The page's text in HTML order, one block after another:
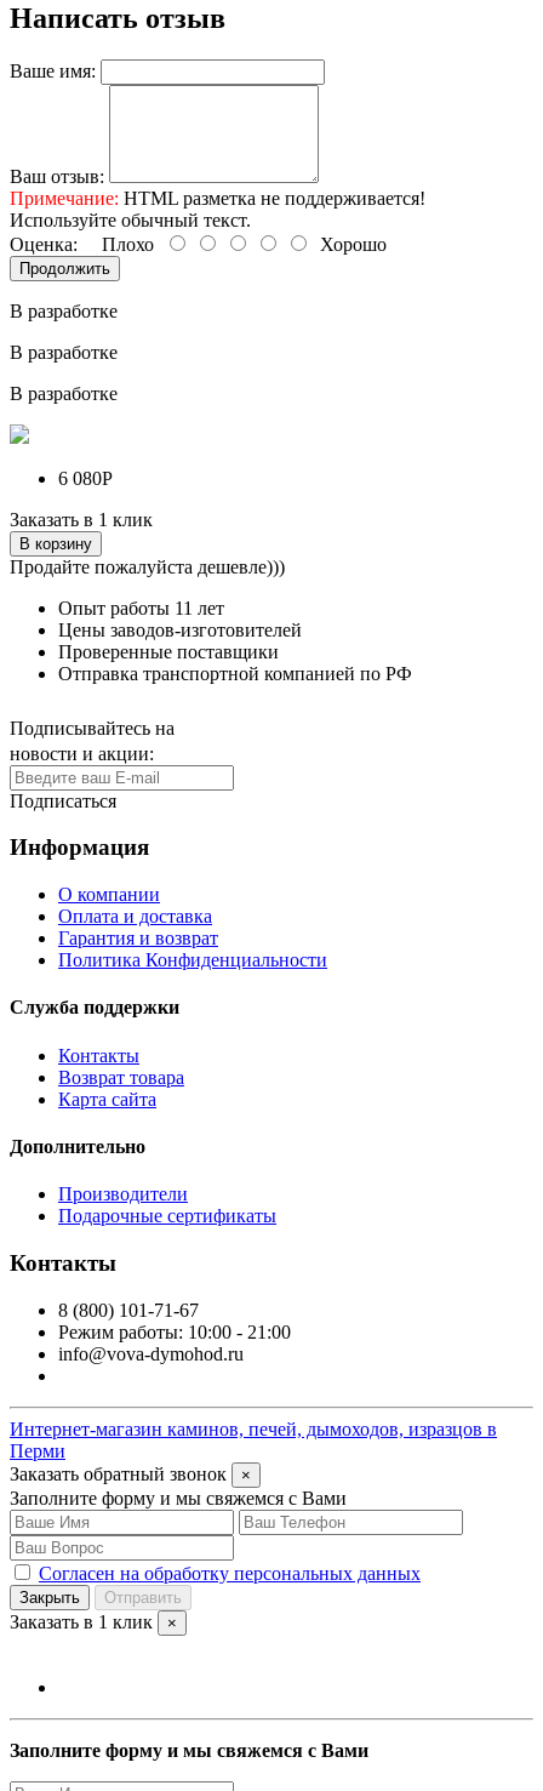
Написать отзыв
Ваше имя:
Ваш отзыв:
Примечание: HTML разметка не поддерживается!
Используйте обычный текст.
Оценка: Плохо Хорошо
Продолжить
В разработке
В разработке
В разработке
6 080Р
Заказать в 1 клик
В корзину
Продайте пожалуйста дешевле)))
Опыт работы 11 лет
Цены заводов-изготовителей
Проверенные поставщики
Отправка транспортной компанией по РФ
Подписывайтесь на
новости и акции:
Подписаться
Информация
О компании
Оплата и доставка
Гарантия и возврат
Политика Конфиденциальности
Служба поддержки
Контакты
Возврат товара
Карта сайта
Дополнительно
Производители
Подарочные сертификаты
Контакты
8 (800) 101-71-67
Режим работы: 10:00 - 21:00
info@vova-dymohod.ru
Интернет-магазин каминов, печей, дымоходов, изразцов в
Перми
Заказать обратный звонок
×
Заполните форму и мы свяжемся с Вами
Согласен на обработку персональных данных
Закрыть Отправить
Заказать в 1 клик ×
Заполните форму и мы свяжемся с Вами